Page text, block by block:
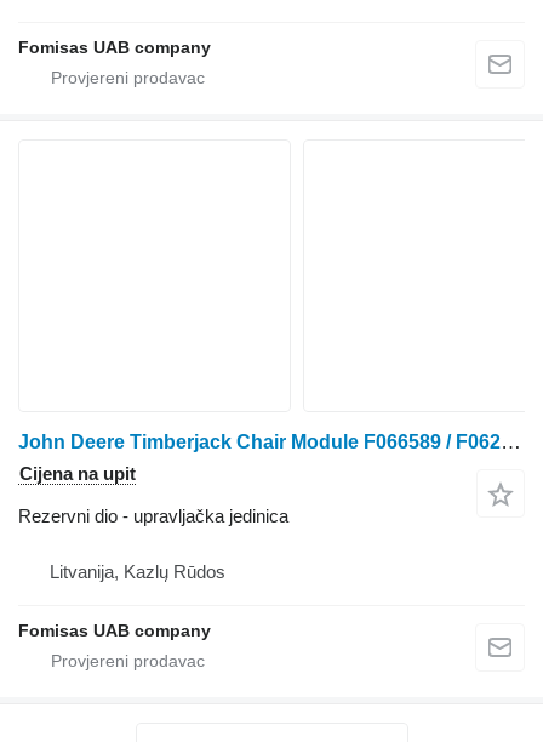
Fomisas UAB company
John Deere Timberjack Chair Module F066589 / F062146 upravljačka jedinica za traktora točkaša
Cijena na upit
Rezervni dio - upravljačka jedinica
Litvanija, Kazlų Rūdos
Fomisas UAB company